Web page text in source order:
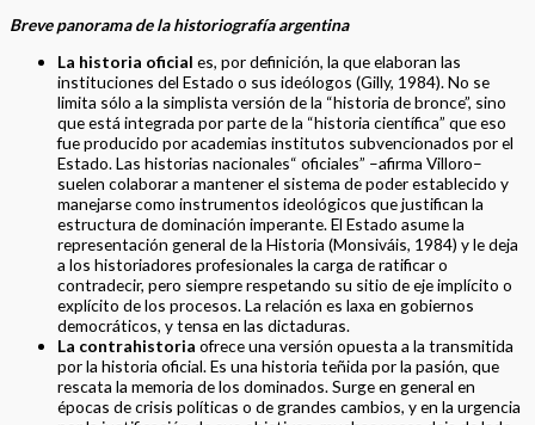
Breve panorama de la historiografía argentina
La historia oficial es, por definición, la que elaboran las
instituciones del Estado o sus ideólogos (Gilly, 1984). No se
limita sólo a la simplista versión de la “historia de bronce”, sino
que está integrada por parte de la “historia científica” que eso
fue producido por academias institutos subvencionados por el
Estado. Las historias nacionales“ oficiales” –afirma Villoro–
suelen colaborar a mantener el sistema de poder establecido y
manejarse como instrumentos ideológicos que justifican la
estructura de dominación imperante. El Estado asume la
representación general de la Historia (Monsiváis, 1984) y le deja
a los historiadores profesionales la carga de ratificar o
contradecir, pero siempre respetando su sitio de eje implícito o
explícito de los procesos. La relación es laxa en gobiernos
democráticos, y tensa en las dictaduras.
La contrahistoria ofrece una versión opuesta a la transmitida
por la historia oficial. Es una historia teñida por la pasión, que
rescata la memoria de los dominados. Surge en general en
épocas de crisis políticas o de grandes cambios, y en la urgencia